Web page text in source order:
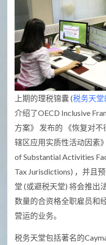
上期的理税锦囊 (税务天堂
介绍了OECD Inclusive
方案》 发布的 《恢复对
辖区应用实质性活动因素
of Substantial Activities
Tax Jurisdictions) ，并且
堂 (或避税天堂) 将会推出
数量的合资格全职雇员和
营运的业务。
税务天堂包括著名的